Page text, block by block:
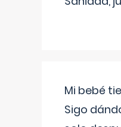
Mi bebé
Sigo